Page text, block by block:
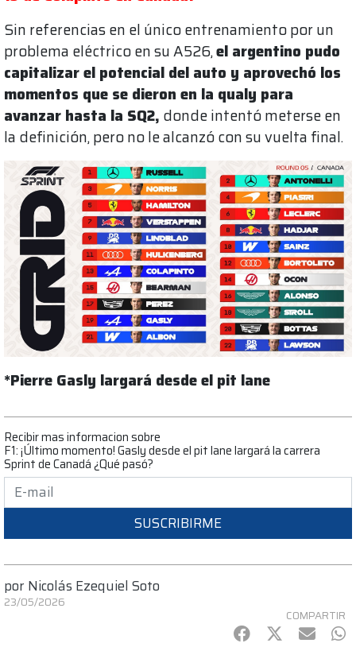
Sin referencias en el único entrenamiento por un
problema eléctrico en su A526,el argentino pudo
capitalizar el potencial del auto y aprovechó los
momentos que se dieron en la qualy para
avanzar hasta la SQ2, donde intentó meterse en
la definición, pero no le alcanzó con su vuelta final.
*Pierre Gasly largará desde el pit lane
Recibir mas informacion sobre
F1: ¡Último momento! Gasly desde el pit lane largará la carrera
Sprint de Canadá ¿Qué pasó?
SUSCRIBIRME
por Nicolás Ezequiel Soto
23/05/2026
COMPARTIR
Facebook
Twitter
mail